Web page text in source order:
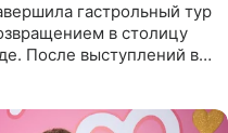
гастрольный тур
в столицу
После выступлений в